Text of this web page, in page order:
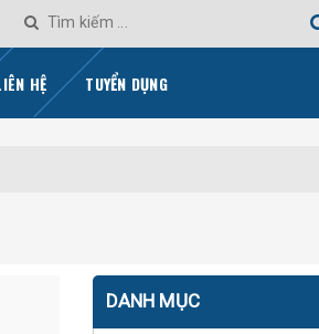
HỆ TUYỂN DỤNG
DANH MỤC